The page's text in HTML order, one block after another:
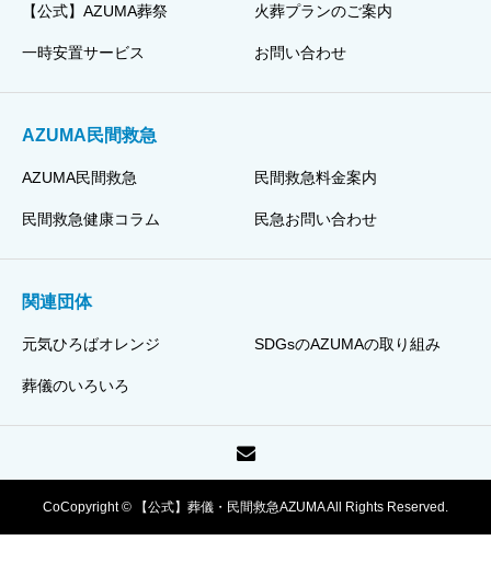
【公式】AZUMA葬祭 火葬プランのご案内
一時安置サービス お問い合わせ
AZUMA民間救急
AZUMA民間救急 民間救急料金案内
民間救急健康コラム 民急お問い合わせ
関連団体
元気ひろばオレンジ SDGsのAZUMAの取り組み
葬儀のいろいろ
CoCopyright © 【公式】葬儀・民間救急AZUMA All Rights Reserved.